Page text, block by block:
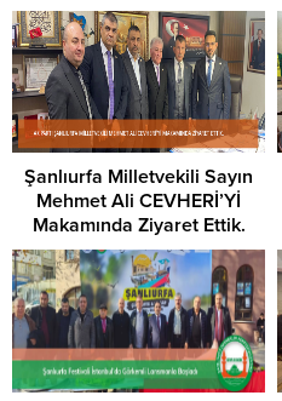
Şanlıurfa Milletvekili Sayın
Mehmet Ali CEVHERİ’Yİ
Makamında Ziyaret Ettik.